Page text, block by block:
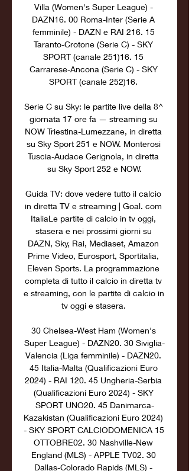
Villa (Women's Super League) -
DAZN16. 00 Roma-Inter (Serie A
femminile) - DAZN e RAI 216. 15
Taranto-Crotone (Serie C) - SKY
SPORT (canale 251)16. 15
Carrarese-Ancona (Serie C) - SKY
SPORT (canale 252)16.
Serie C su Sky: le partite live della 8^
giornata 17 ore fa — streaming su
NOW Triestina-Lumezzane, in diretta
su Sky Sport 251 e NOW. Monterosi
Tuscia-Audace Cerignola, in diretta
su Sky Sport 252 e NOW.
Guida TV: dove vedere tutto il calcio
in diretta TV e streaming | Goal. com
ItaliaLe partite di calcio in tv oggi,
stasera e nei prossimi giorni su
DAZN, Sky, Rai, Mediaset, Amazon
Prime Video, Eurosport, Sportitalia,
Eleven Sports. La programmazione
completa di tutto il calcio in diretta tv
e streaming, con le partite di calcio in
tv oggi e stasera.
30 Chelsea-West Ham (Women's
Super League) - DAZN20. 30 Siviglia-
Valencia (Liga femminile) - DAZN20.
45 Italia-Malta (Qualificazioni Euro
2024) - RAI 120. 45 Ungheria-Serbia
(Qualificazioni Euro 2024) - SKY
SPORT UNO20. 45 Danimarca-
Kazakistan (Qualificazioni Euro 2024)
- SKY SPORT CALCIODOMENICA 15
OTTOBRE02. 30 Nashville-New
England (MLS) - APPLE TV02. 30
Dallas-Colorado Rapids (MLS) -